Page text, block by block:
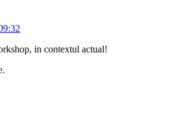
in contextul actual!